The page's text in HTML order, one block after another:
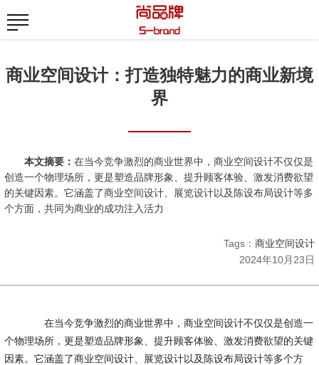
商业空间设计：打造独特魅力的商业新境
界
本文摘要： 在当今竞争激烈的商业世界中，商业空间设计不仅仅是
创造一个物理场所，更是塑造品牌形象、提升顾客体验、激发消费欲望
的关键因素。它涵盖了商业空间设计、展览设计以及陈设布局设计等多
个方面，共同为商业的成功注入活力
Tags： 商业空间设计
2024年10月23日
在当今竞争激烈的商业世界中，商业空间设计不仅仅是创造一
个物理场所，更是塑造品牌形象、提升顾客体验、激发消费欲望的关键
因素。它涵盖了商业空间设计、展览设计以及陈设布局设计等多个方